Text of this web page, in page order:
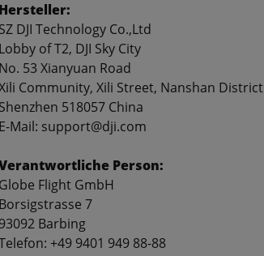
Hersteller:
SZ DJI Technology Co.,Ltd
Lobby of T2, DJI Sky City
No. 53 Xianyuan Road
Community, Xili Street, Nanshan District
Shenzhen 518057 China
E-Mail: support@dji.com
Person:
Globe Flight GmbH
Borsigstrasse 7
93092 Barbing
+49 9401 949 88-88